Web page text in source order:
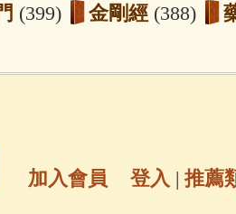
(399) 金剛經 (388)
(236) 地藏經(225)
(142) 放生護生 (133)
加入會員 登入 | 推薦